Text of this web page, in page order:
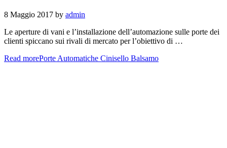
8 Maggio 2017 by admin
Le aperture di vani e l’installazione dell’automazione sulle porte dei
clienti spiccano sui rivali di mercato per l’obiettivo di …
Read morePorte Automatiche Cinisello Balsamo